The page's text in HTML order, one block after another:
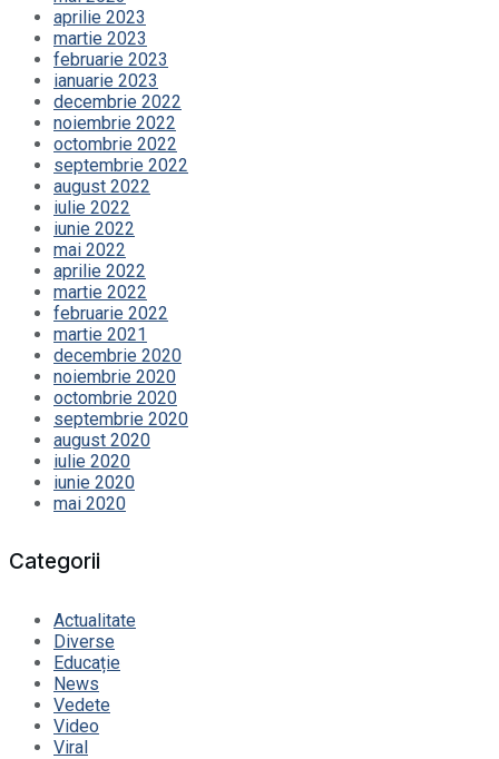
aprilie 2023
martie 2023
februarie 2023
ianuarie 2023
decembrie 2022
noiembrie 2022
octombrie 2022
septembrie 2022
august 2022
iulie 2022
iunie 2022
mai 2022
aprilie 2022
martie 2022
februarie 2022
martie 2021
decembrie 2020
noiembrie 2020
octombrie 2020
septembrie 2020
august 2020
iulie 2020
iunie 2020
mai 2020
Categorii
Actualitate
Diverse
Educație
News
Vedete
Video
Viral